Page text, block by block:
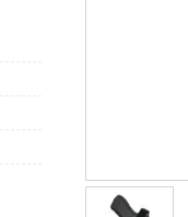
Příslušenství pro zbraně
Pistole samonabíjecí
Obranné spreje